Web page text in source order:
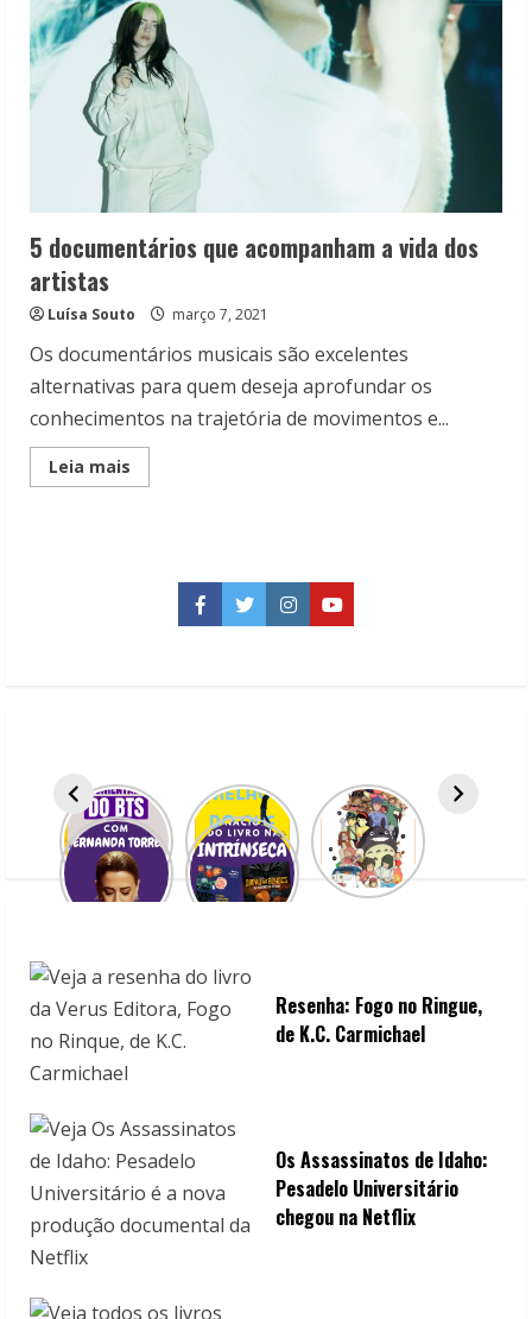
5 documentários que acompanham a vida dos
artistas
Luísa Souto março 7, 2021
Os documentários musicais são excelentes
alternativas para quem deseja aprofundar os
conhecimentos na trajetória de movimentos e...
Leia mais
more
artistas
Facebook
TwitterInstagramYouTube
Resenha: Fogo no Ringue,
de K.C. Carmichael
Os Assassinatos de Idaho:
Pesadelo Universitário
chegou na Netflix